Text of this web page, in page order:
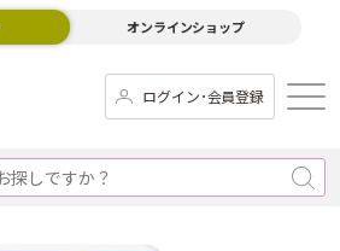
オンラインショップ
ログイン･会員登録